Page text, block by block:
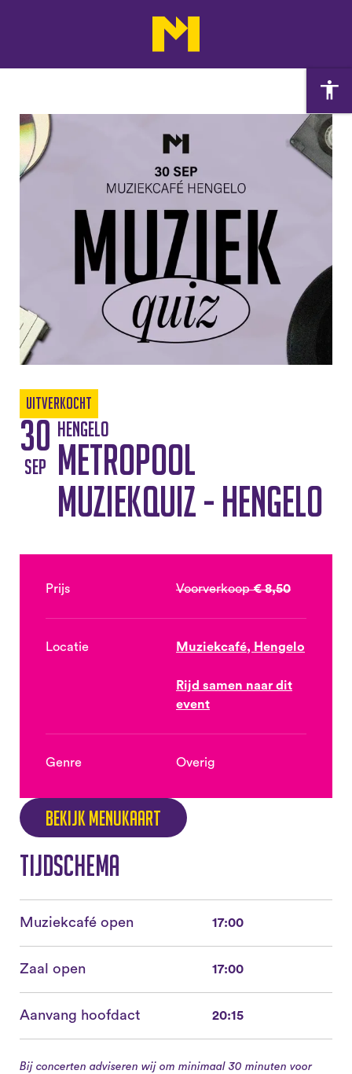
Uitverkocht
30
sep
Hengelo
Metropool
Muziekquiz - Hengelo
Prijs Voorverkoop€ 8,50
Locatie Muziekcafé, Hengelo
Rijd samen naar dit
event
Genre Overig
Bekijk menukaart
Tijdschema
Muziekcafé open 17:00
Zaal open 17:00
Aanvang hoofdact 20:15
Bij concerten adviseren wij om minimaal 30 minuten voor